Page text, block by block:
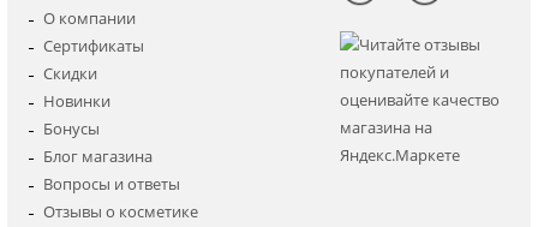
Для глаз
Для тела
Наборы
Детская
Регистрация
О компании
Сертификаты
Скидки
Новинки
Бонусы
Блог магазина
Вопросы и ответы
Отзывы о косметике